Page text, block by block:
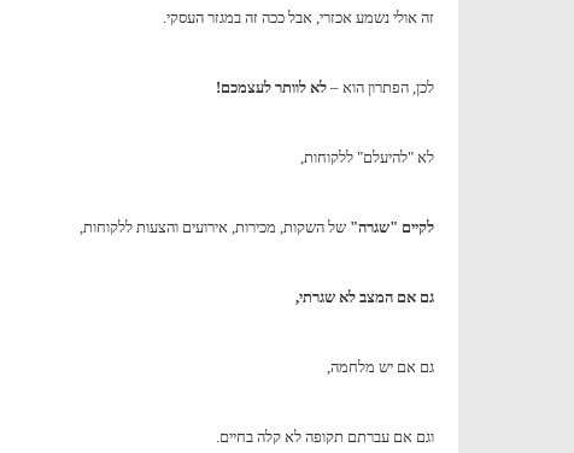
זה אולי נשמע אכזרי, אבל ככה זה במגזר העסקי.
לכן, הפתרון הוא – לא לוותר לעצמכם!
לא "להיעלם" ללקוחות,
לקיים "שגרה" של השקות, מכירות, אירועים והצעות ללקוחות,
גם אם המצב לא שגרתי,
גם אם יש מלחמה,
וגם אם עברתם תקופה לא קלה בחיים.